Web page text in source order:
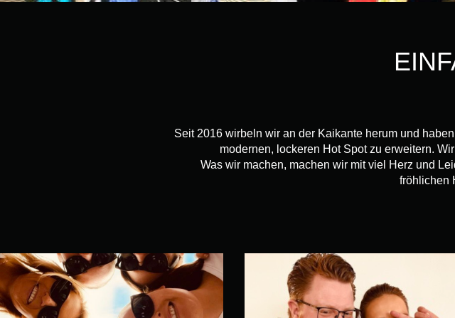
Seit 2016 wirbeln wir an der Kaikante herum und
modernen, lockeren Hot Spot zu erweitern.
Was wir machen, machen wir mit viel Herz und
fröhlichen